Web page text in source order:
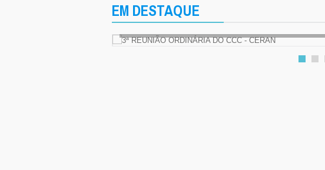
EM DESTAQUE
3ª REUNIÃO ORDINÁRIA DO CCC - CERAN